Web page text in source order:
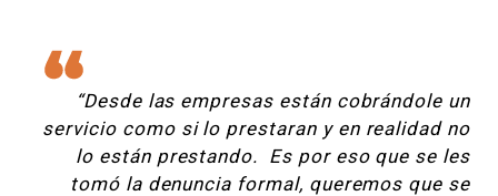
“Desde las empresas están cobrándole un
servicio como si lo prestaran y en realidad no
lo están prestando. Es por eso que se les
tomó la denuncia formal, queremos que se